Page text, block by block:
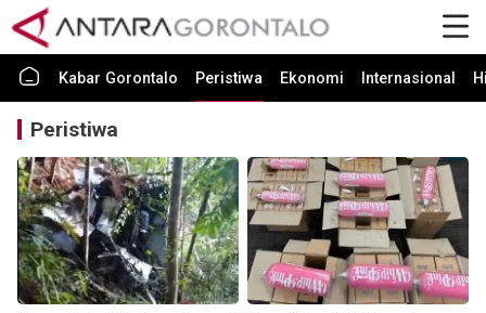
Kabar Gorontalo Peristiwa Ekonomi Internasional
Peristiwa